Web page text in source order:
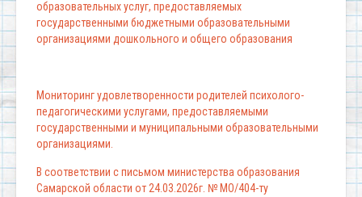
образовательных услуг, предоставляемых
государственными бюджетными образовательными
организациями дошкольного и общего образования
Мониторинг удовлетворенности родителей психолого-
педагогическими услугами, предоставляемыми
государственными и муниципальными образовательными
организациями.
В соответствии с письмом министерства образования
Самарской области от 24.03.2026г. № МО/404-ту